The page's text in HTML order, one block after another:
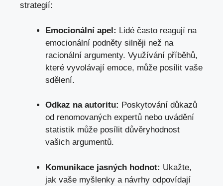
strategií:
Emocionální apel: Lidé často reagují na
emocionální podněty silněji než na
racionální argumenty. Využívání příběhů,
které vyvolávají emoce, může posílit vaše
sdělení.
Odkaz na autoritu: Poskytování důkazů
od renomovaných expertů nebo uvádění
statistik může posílit důvěryhodnost
vašich argumentů.
Komunikace jasných hodnot: Ukažte,
jak vaše myšlenky a návrhy odpovídají